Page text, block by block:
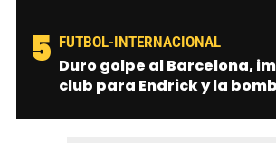
5 FUTBOL-INTERNACIONAL
Duro golpe al Barcelona,
club para Endrick y la